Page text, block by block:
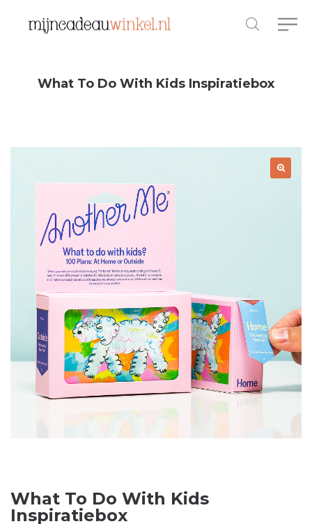
What To Do With Kids Inspiratiebox
What To Do With Kids
Inspiratiebox